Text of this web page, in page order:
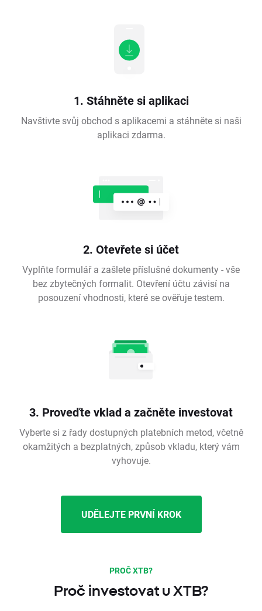
1. Stáhněte si aplikaci
Navštivte svůj obchod s aplikacemi a stáhněte si naši
aplikaci zdarma.
2. Otevřete si účet
Vyplňte formulář a zašlete příslušné dokumenty - vše
bez zbytečných formalit. Otevření účtu závisí na
posouzení vhodnosti, které se ověřuje testem.
3. Proveďte vklad a začněte investovat
Vyberte si z řady dostupných platebních metod, včetně
okamžitých a bezplatných, způsob vkladu, který vám
vyhovuje.
UDĚLEJTE PRVNÍ KROK
PROČ XTB?
Proč investovat u XTB?